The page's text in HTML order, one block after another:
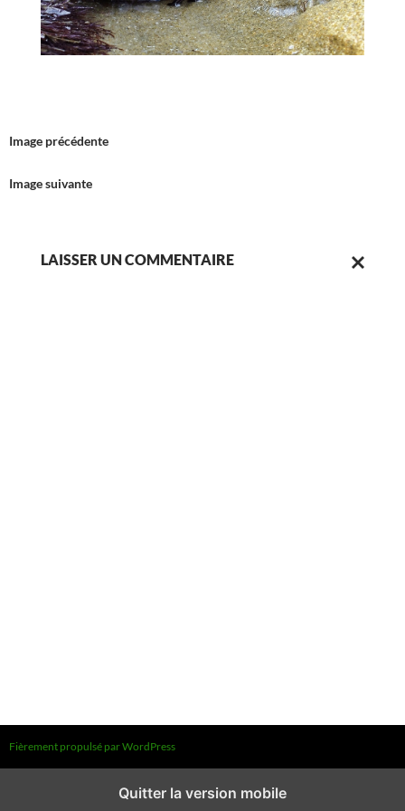
Image précédente
Image suivante
LAISSER UN COMMENTAIRE
Fièrement propulsé par WordPress
Quitter la version mobile